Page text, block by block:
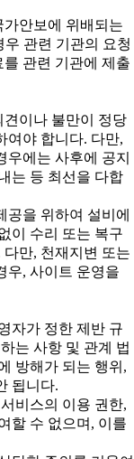
안보에 위배되는
우 관련 기관의 요청
관련 기관에 제출
이나 불만이 정당
여야 합니다. 다만,
에는 사후에 공지
는 등 최선을 다합
을 위하여 설비에
이 수리 또는 복구
만, 천재지변 또는
우, 사이트 운영을
자가 정한 제반 규
는 사항 및 관계 법
방해가 되는 행위,
됩니다.
비스의 이용 권한,
할 수 없으며, 이를